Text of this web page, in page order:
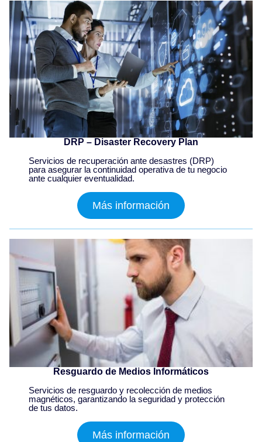
DRP – Disaster Recovery Plan
Servicios de recuperación ante desastres (DRP)
para asegurar la continuidad operativa de tu negocio
ante cualquier eventualidad.
Más información
Resguardo de Medios Informáticos
Servicios de resguardo y recolección de medios
magnéticos, garantizando la seguridad y protección
de tus datos.
Más información